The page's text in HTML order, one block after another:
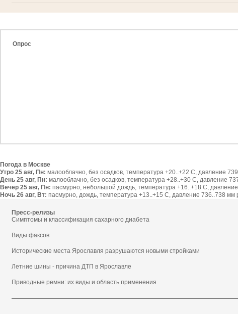
Опрос
Погода в Москве
Утро 25 авг, Пн: малооблачно, без осадков, температура +20..+22 С, давление
День 25 авг, Пн: малооблачно, без осадков, температура +28..+30 С, давление
Вечер 25 авг, Пн: пасмурно, небольшой дождь, температура +16..+18 С,
Ночь 26 авг, Вт: пасмурно, дождь, температура +13..+15 С, давление 736..738 мм
Пресс-релизы
Симптомы и классификация сахарного диабета
Виды факсов
Исторические места Ярославля разрушаются новыми стройками
Летние шины - причина ДТП в Ярославле
Приводные ремни: их виды и область применения